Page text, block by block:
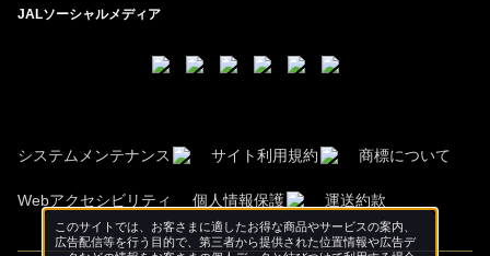
JALソーシャルメディア
システムメンテナンス サイト利用規約 商標について
Webアクセシビリティ 個人情報保護 運送約款
このサイトでは、お客さまに適したお得な商品やサービスの案内、
広告配信等を行う目的で、第三者から提供された位置情報や広告デ